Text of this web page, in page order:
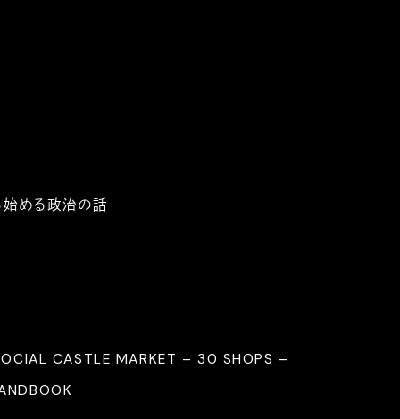
始める政治の話
CASTLE MARKET – 30 SHOPS –